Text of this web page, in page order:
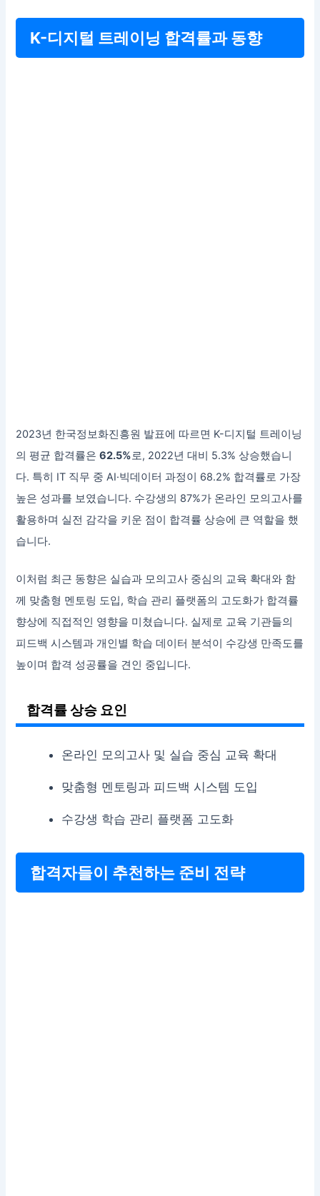
K-디지털 트레이닝 합격률과 동향
2023년 한국정보화진흥원 발표에 따르면 K-디지털 트레이닝
의 평균 합격률은62.5%로, 2022년 대비 5.3% 상승했습니
다. 특히 IT 직무 중 AI·빅데이터 과정이 68.2% 합격률로 가장
높은 성과를 보였습니다. 수강생의 87%가 온라인 모의고사를
활용하며 실전 감각을 키운 점이 합격률 상승에 큰 역할을 했
습니다.
이처럼 최근 동향은 실습과 모의고사 중심의 교육 확대와 함
께 맞춤형 멘토링 도입, 학습 관리 플랫폼의 고도화가 합격률
향상에 직접적인 영향을 미쳤습니다. 실제로 교육 기관들의
피드백 시스템과 개인별 학습 데이터 분석이 수강생 만족도를
높이며 합격 성공률을 견인 중입니다.
합격률 상승 요인
온라인 모의고사 및 실습 중심 교육 확대
맞춤형 멘토링과 피드백 시스템 도입
수강생 학습 관리 플랫폼 고도화
합격자들이 추천하는 준비 전략